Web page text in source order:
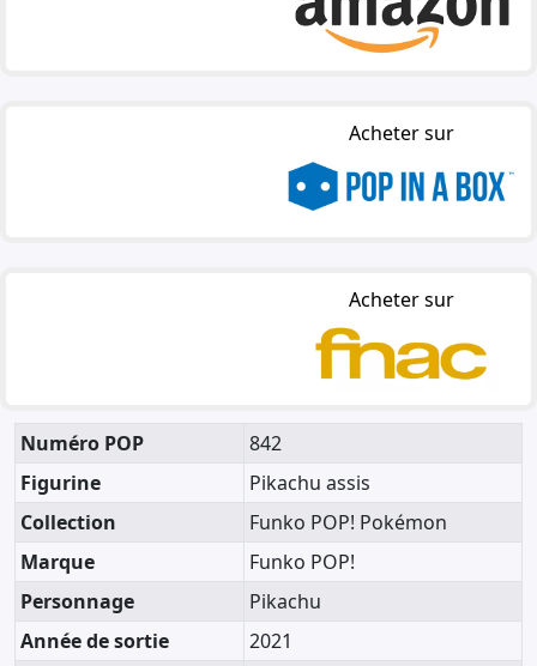
Acheter sur
Acheter sur
Numéro POP
842
Figurine
Pikachu assis
Collection
Funko POP! Pokémon
Marque
Funko POP!
Personnage
Pikachu
Année de sortie
2021